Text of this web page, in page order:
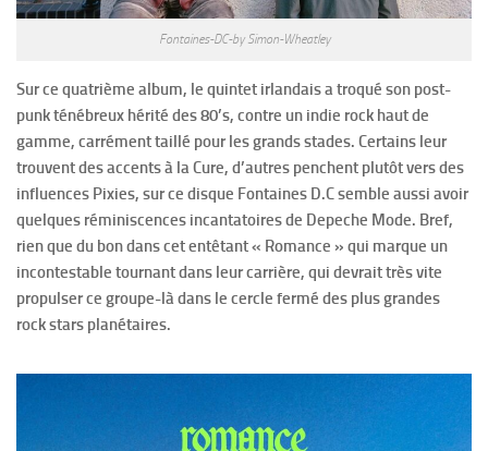
Fontaines-DC-by Simon-Wheatley
Sur ce quatrième album, le quintet irlandais a troqué son post-
punk ténébreux hérité des 80’s, contre un indie rock haut de
gamme, carrément taillé pour les grands stades. Certains leur
trouvent des accents à la Cure, d’autres penchent plutôt vers des
influences Pixies, sur ce disque Fontaines D.C semble aussi avoir
quelques réminiscences incantatoires de Depeche Mode. Bref,
rien que du bon dans cet entêtant « Romance » qui marque un
incontestable tournant dans leur carrière, qui devrait très vite
propulser ce groupe-là dans le cercle fermé des plus grandes
rock stars planétaires.